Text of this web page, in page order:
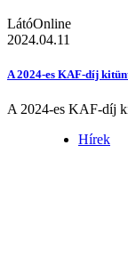
LátóOnline
2024.04.11
A 2024-es KAF-díj
A 2024-es KAF-díj
Hírek